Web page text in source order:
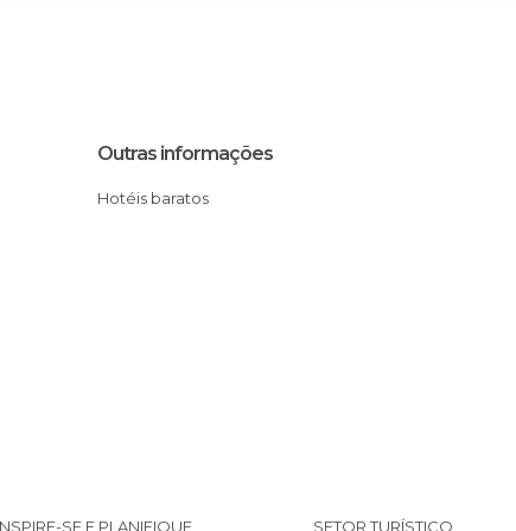
Outras informações
Hotéis baratos
SE E PLANIFIQUE SETOR TURÍSTICO